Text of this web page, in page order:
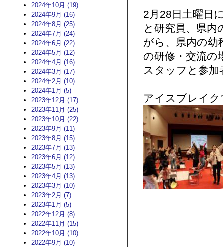
2024年10月 (19)
2024年9月 (16)
2024年8月 (25)
2024年7月 (24)
2024年6月 (22)
2024年5月 (12)
2024年4月 (16)
2024年3月 (17)
2024年2月 (10)
2024年1月 (5)
2023年12月 (17)
2023年11月 (25)
2023年10月 (22)
2023年9月 (11)
2023年8月 (15)
2023年7月 (13)
2023年6月 (12)
2023年5月 (13)
2023年4月 (13)
2023年3月 (10)
2023年2月 (7)
2023年1月 (5)
2022年12月 (8)
2022年11月 (15)
2022年10月 (10)
2022年9月 (10)
2月28日土曜日
と研究員、県内
がら、県内の幼
の研修・交流
スタッフと参加
アイスブレイ